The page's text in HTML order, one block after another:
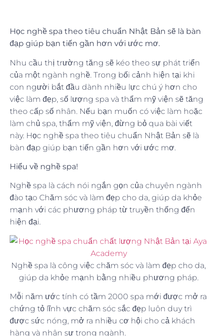
Học nghề spa theo tiêu chuẩn Nhật Bản sẽ là bàn
đạp giúp bạn tiến gần hơn với ước mơ.
Nhu cầu thị trường tăng sẽ kéo theo sự phát triển
của một ngành nghề. Trong bối cảnh hiện tại khi
con người bắt đầu dành nhiều lực chú ý hơn cho
việc làm đẹp, số lượng spa và thẩm mỹ viện sẽ tăng
theo cấp số nhân. Nếu bạn muốn có việc làm hoặc
làm chủ spa, thẩm mỹ viện, đừng bỏ qua bài viết
này. Học nghề spa theo tiêu chuẩn Nhật Bản sẽ là
bàn đạp giúp bạn tiến gần hơn với ước mơ.
Hiểu về nghề spa!
Nghề spa là cách nói ngắn gọn của chuyên ngành
đào tạo Chăm sóc và làm đẹp cho da, giúp da khỏe
mạnh với các phương pháp từ truyền thống đến
hiện đại.
Nghề spa là công việc chăm sóc và làm đẹp cho da,
giúp da khỏe mạnh bằng nhiều phương pháp.
Mỗi năm ước tính có tầm 2000 spa mới được mở ra
chứng tỏ lĩnh vực chăm sóc sắc đẹp luôn duy trì
được sức nóng, mở ra nhiều cơ hội cho cả khách
hàng và nhân sự trong ngành.